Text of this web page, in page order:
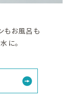
もお風呂も
に。